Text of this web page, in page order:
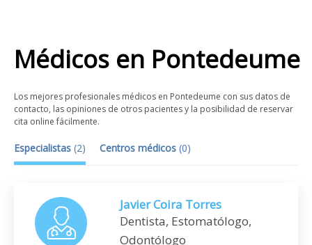
Médicos en Pontedeume
Los mejores profesionales médicos en Pontedeume con sus datos de
contacto, las opiniones de otros pacientes y la posibilidad de reservar
cita online fácilmente.
Especialistas (2) Centros médicos (0)
Javier Coira Torres
Dentista, Estomatólogo,
Odontólogo